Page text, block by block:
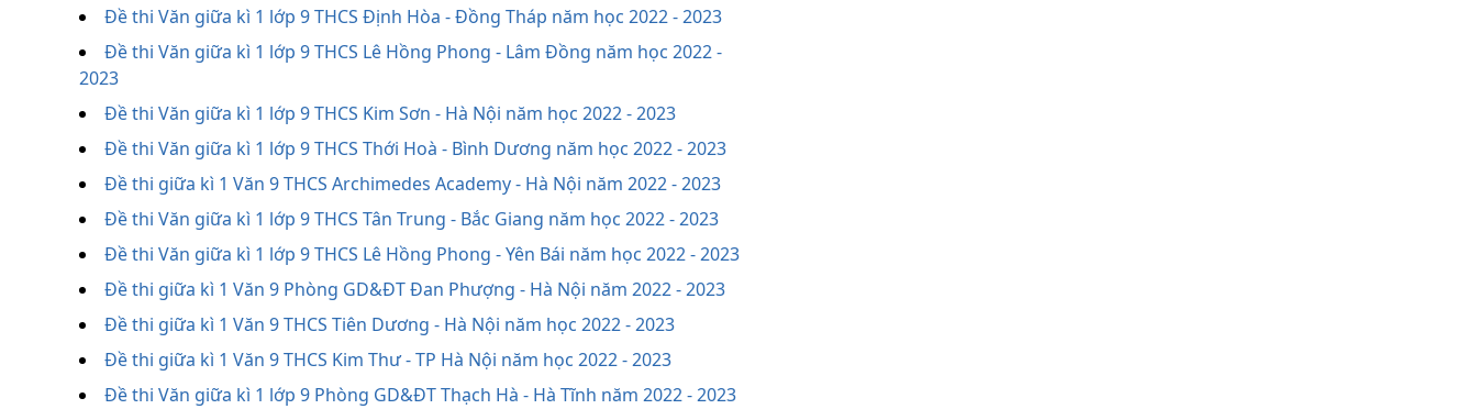
Đề thi Văn giữa kì 1 lớp 9 THCS Định Hòa - Đồng Tháp năm học 2022 - 2023
Đề thi Văn giữa kì 1 lớp 9 THCS Lê Hồng Phong - Lâm Đồng năm học 2022 -
2023
Đề thi Văn giữa kì 1 lớp 9 THCS Kim Sơn - Hà Nội năm học 2022 - 2023
Đề thi Văn giữa kì 1 lớp 9 THCS Thới Hoà - Bình Dương năm học 2022 - 2023
Đề thi giữa kì 1 Văn 9 THCS Archimedes Academy - Hà Nội năm 2022 - 2023
Đề thi Văn giữa kì 1 lớp 9 THCS Tân Trung - Bắc Giang năm học 2022 - 2023
Đề thi Văn giữa kì 1 lớp 9 THCS Lê Hồng Phong - Yên Bái năm học 2022 - 2023
Đề thi giữa kì 1 Văn 9 Phòng GD&ĐT Đan Phượng - Hà Nội năm 2022 - 2023
Đề thi giữa kì 1 Văn 9 THCS Tiên Dương - Hà Nội năm học 2022 - 2023
Đề thi giữa kì 1 Văn 9 THCS Kim Thư - TP Hà Nội năm học 2022 - 2023
Đề thi Văn giữa kì 1 lớp 9 Phòng GD&ĐT Thạch Hà - Hà Tĩnh năm 2022 - 2023